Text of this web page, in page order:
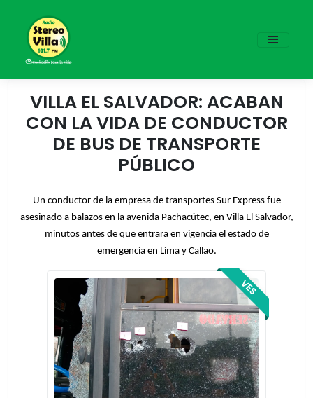
VILLA EL SALVADOR: ACABAN
CON LA VIDA DE CONDUCTOR
DE BUS DE TRANSPORTE
PÚBLICO
Un conductor de la empresa de transportes Sur Express fue
asesinado a balazos en la avenida Pachacútec, en Villa El Salvador,
minutos antes de que entrara en vigencia el estado de
emergencia en Lima y Callao.
VES